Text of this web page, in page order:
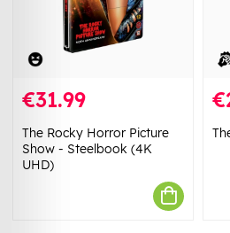
€31.99
The Rocky Horror Picture
Show - Steelbook (4K
UHD)